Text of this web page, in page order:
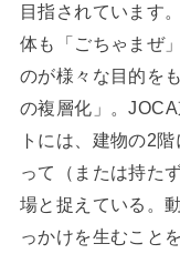
目指されています
体も「ごちゃまぜ
のが様々な目的を
の複層化」。
トには、建物の2
って（または持た
場と捉えている。
っかけを生むこと